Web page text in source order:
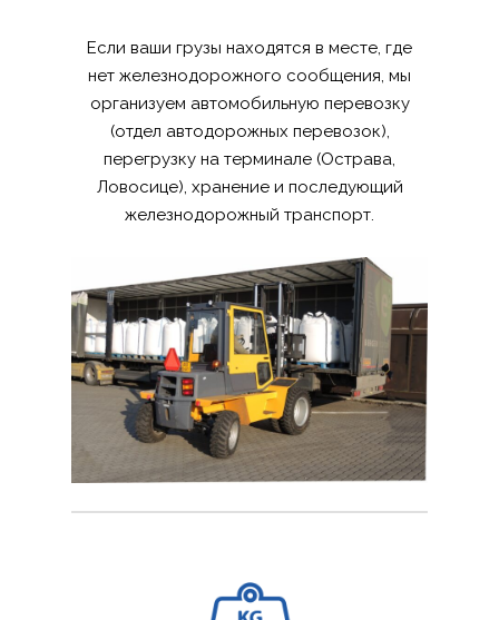
Если ваши грузы находятся в месте, где
нет железнодорожного сообщения, мы
организуем автомобильную перевозку
(отдел автодорожных перевозок),
перегрузку на терминале (Острава,
Ловосице), хранение и последующий
железнодорожный транспорт.